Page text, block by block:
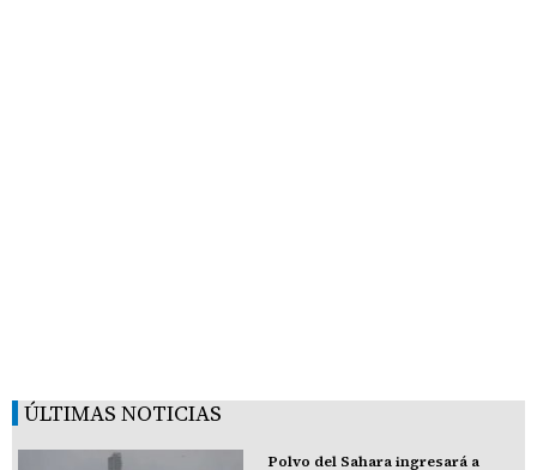
ÚLTIMAS NOTICIAS
Polvo del Sahara ingresará a